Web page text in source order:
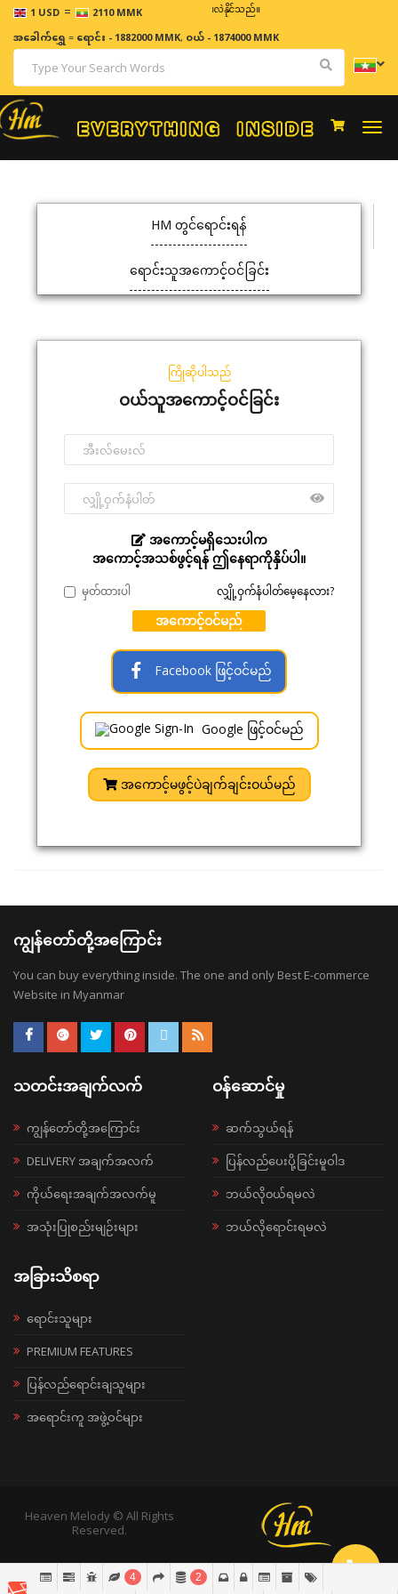
1 USD = 2110 MMK
ဈေးနှုန်းများသည် အချိန်နှင့် အမျှပြောင်းလဲနိုင်သည်။
အခေါက်ရွှေ=ရောင်း - 1882000 MMK, ဝယ် - 1874000 MMK
HM တွင်ရောင်းရန်
ရောင်းသူအကောင့်ဝင်ခြင်း
ကြိုဆိုပါသည်
ဝယ်သူအကောင့်ဝင်ခြင်း
အကောင့်မရှိသေးပါက
အကောင့်အသစ်ဖွင့်ရန် ဤနေရာကိုနှိပ်ပါ။
မှတ်ထားပါ လျှို့ဝှက်နံပါတ်မေ့နေလား?
အကောင့်ဝင်မည်
Facebook ဖြင့်ဝင်မည်
Google ဖြင့်ဝင်မည်
အကောင့်မဖွင့်ပဲချက်ချင်းဝယ်မည်
ကျွန်တော်တို့အကြောင်း
You can buy everything inside. The one and only Best E-commerce
Website in Myanmar
သတင်းအချက်လက်
ကျွန်တော်တို့အကြောင်း
DELIVERY အချက်အလက်
ကိုယ်ရေးအချက်အလက်မူ
အသုံးပြုစည်းမျဉ်းများ
ဝန်ဆောင်မှု
ဆက်သွယ်ရန်
ပြန်လည်ပေးပို့ခြင်းမူဝါဒ
ဘယ်လို၀ယ်ရမလဲ
ဘယ်လိုရောင်းရမလဲ
အခြားသိစရာ
ရောင်းသူများ
PREMIUM FEATURES
ပြန်လည်ရောင်းချသူများ
အရောင်းကူ အဖွဲ့ဝင်များ
Heaven Melody © All Rights
Reserved.
4 2